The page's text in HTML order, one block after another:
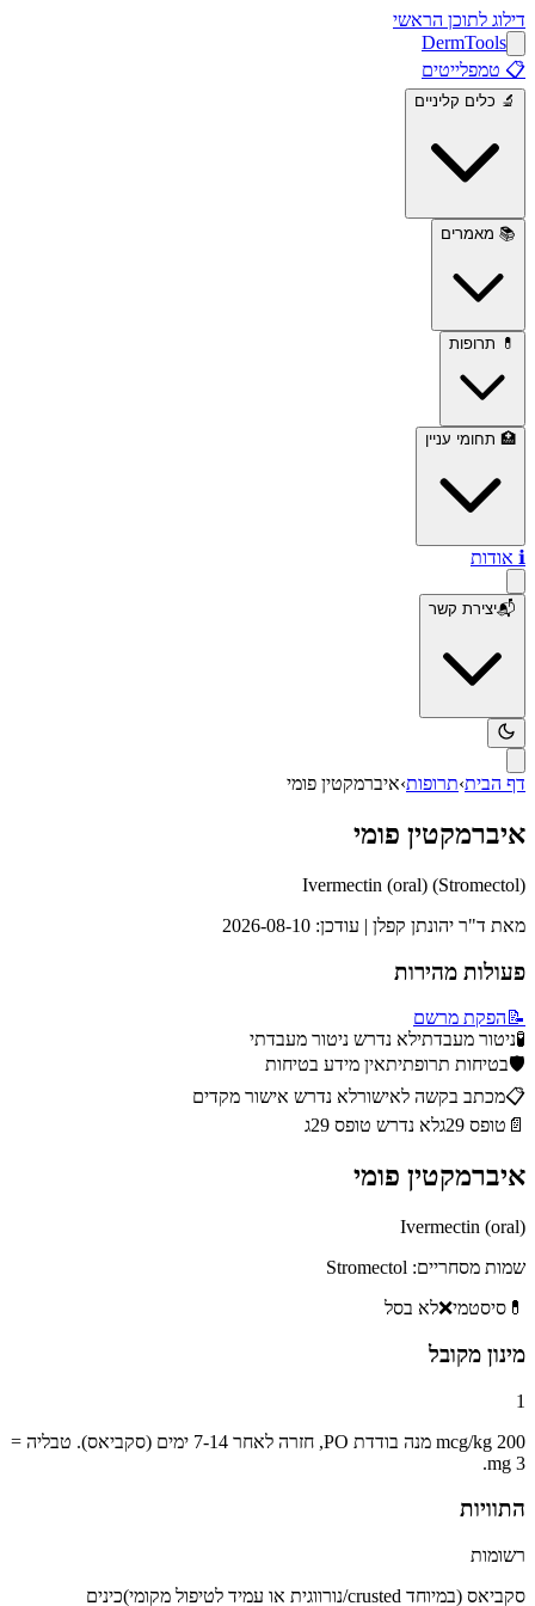
דילוג לתוכן הראשי
DermTools
📋 טמפלייטים
🔬 כלים קליניים
📚 מאמרים
💊 תרופות
🏥 תחומי עניין
ℹ️ אודות
📬יצירת קשר
דף הבית›תרופות›איברמקטין פומי
איברמקטין פומי
Ivermectin (oral) (Stromectol)
מאת ד"ר יהונתן קפלן | עודכן: 2026-08-10
פעולות מהירות
📝 הפקת מרשם
🧪ניטור מעבדתילא נדרש ניטור מעבדתי
🛡️בטיחות תרופתיתאין מידע בטיחות
📋מכתב בקשה לאישורלא נדרש אישור מקדים
📄 טופס 29ג לא נדרש טופס 29ג
איברמקטין פומי
Ivermectin (oral)
שמות מסחריים: Stromectol
💊 סיסטמי❌לא בסל
מינון מקובל
1
200 mcg/kg מנה בודדת PO, חזרה לאחר 7-14 ימים (סקביאס). טבליה =
3 mg.
התוויות
רשומות
סקביאס (במיוחד crusted/נורווגית או עמיד לטיפול מקומי)
כינים